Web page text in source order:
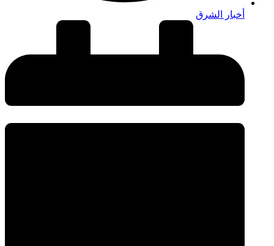
أخبار الشرق